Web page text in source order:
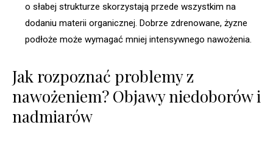
o słabej strukturze skorzystają przede wszystkim na
dodaniu materii organicznej. Dobrze zdrenowane, żyzne
podłoże może wymagać mniej intensywnego nawożenia.
Jak rozpoznać problemy z
nawożeniem? Objawy niedoborów i
nadmiarów